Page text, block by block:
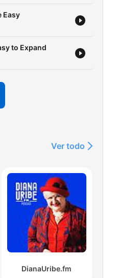
Easy
to Expand
Ver todo
DianaUribe.fm